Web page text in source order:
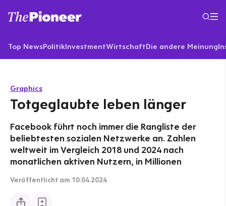
Top NewsPolitikInvestmentWirtschaftDie andere Meinung
Graphics
Totgeglaubte leben länger
Facebook führt noch immer die Rangliste der
beliebtesten sozialen Netzwerke an. Zahlen
weltweit im Vergleich 2018 und 2024 nach
monatlichen aktiven Nutzern, in Millionen
Veröffentlicht am 10.04.2024